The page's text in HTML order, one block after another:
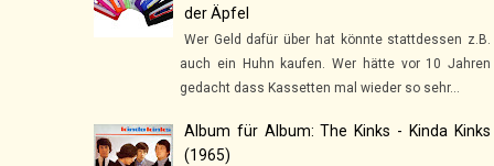
der Äpfel
Wer Geld dafür über hat könnte stattdessen z.B.
auch ein Huhn kaufen. Wer hätte vor 10 Jahren
gedacht dass Kassetten mal wieder so sehr...
Album für Album: The Kinks - Kinda Kinks
(1965)